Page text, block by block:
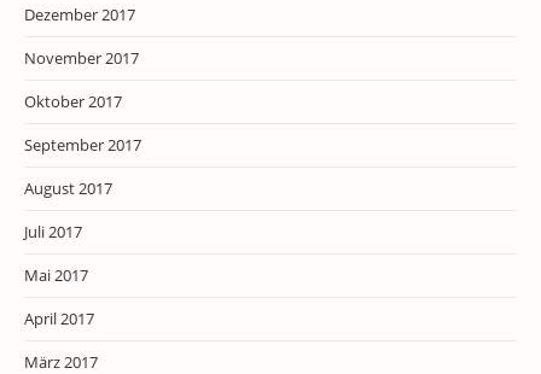
Dezember 2017
November 2017
Oktober 2017
September 2017
August 2017
Juli 2017
Mai 2017
April 2017
März 2017